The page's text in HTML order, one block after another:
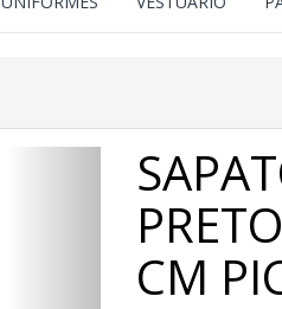
Próximo
CM